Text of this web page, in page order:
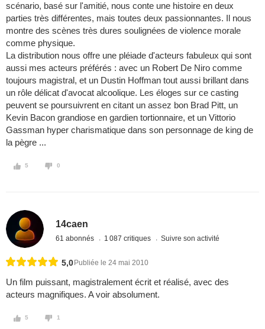
scénario, basé sur l'amitié, nous conte une histoire en deux
parties très différentes, mais toutes deux passionnantes. Il nous
montre des scènes très dures soulignées de violence morale
comme physique.
La distribution nous offre une pléiade d'acteurs fabuleux qui sont
aussi mes acteurs préférés : avec un Robert De Niro comme
toujours magistral, et un Dustin Hoffman tout aussi brillant dans
un rôle délicat d'avocat alcoolique. Les éloges sur ce casting
peuvent se poursuivrent en citant un assez bon Brad Pitt, un
Kevin Bacon grandiose en gardien tortionnaire, et un Vittorio
Gassman hyper charismatique dans son personnage de king de
la pègre ...
5 0
14caen
61 abonnés 1 087 critiques Suivre son activité
5,0 Publiée le 24 mai 2010
Un film puissant, magistralement écrit et réalisé, avec des
acteurs magnifiques. A voir absolument.
5 1